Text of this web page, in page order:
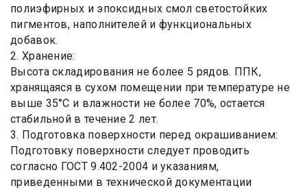
полиэфирных и эпоксидных смол светостойких
пигментов, наполнителей и функциональных
добавок.
2. Хранение:
Высота складирования не более 5 рядов. ППК,
хранящаяся в сухом помещении при температуре не
выше 35°С и влажности не более 70%, остается
стабильной в течение 2 лет.
3. Подготовка поверхности перед окрашиванием:
Подготовку поверхности следует проводить
согласно ГОСТ 9.402-2004 и указаниям,
приведенными в технической документации